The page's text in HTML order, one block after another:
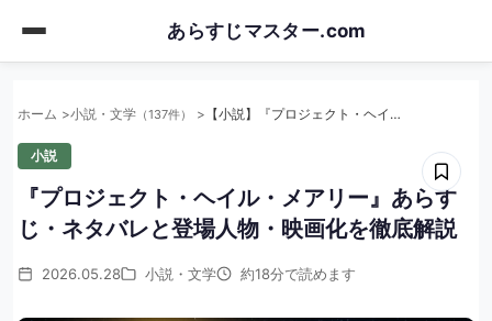
content
あらすじマスター.com
ホーム 小説・文学 （137件） 【小説】『プロジェクト・ヘイル・メアリー』あらすじ・ネタバレと登場人物・映画化を徹底解説
小説
『プロジェクト・ヘイル・メアリー』あらす
じ・ネタバレと登場人物・映画化を徹底解説
2026.05.28 小説・文学 約18分で読めます